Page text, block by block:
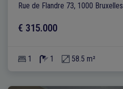
Rue de Flandre 73, 1000 Bruxelles
€ 315.000
1 1 58.5 m²